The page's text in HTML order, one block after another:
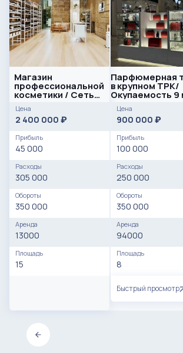
Магазин
профессиональной
косметики / Сеть
из 2-х точек
Цена
2 400 000 ₽
Прибыль
45 000
Расходы
305 000
Обороты
350 000
Аренда
13000
Площадь
15
Парфюмерная
в крупном ТРК/
Окупаемость 9
Цена
900 000 ₽
Прибыль
100 000
Расходы
250 000
Обороты
350 000
Аренда
94000
Площадь
8
Быстрый просмотр